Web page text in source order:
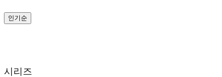
인기순
시리즈